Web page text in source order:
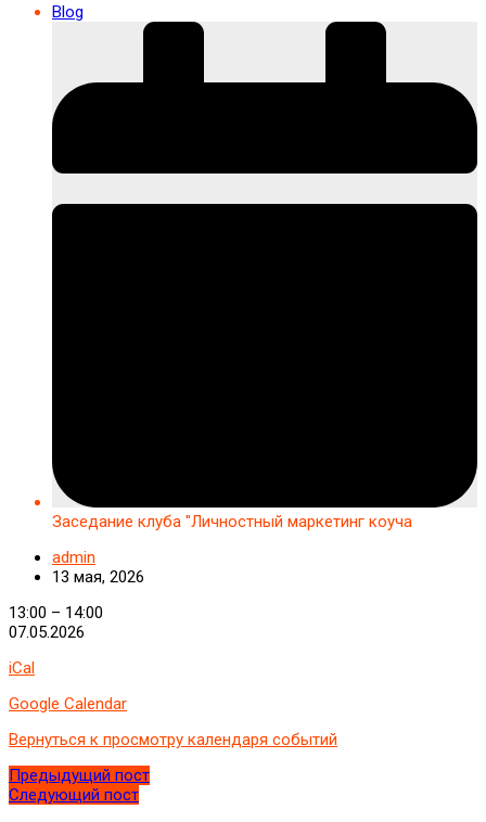
Blog
Заседание клуба "Личностный маркетинг коуча
admin
13 мая, 2026
Заседание
клуба
маркетинг
13:00 – 14:00
07.05.2026
iCal
Google Calendar
Вернуться к просмотру календаря событий
Предыдущий пост
Следующий пост